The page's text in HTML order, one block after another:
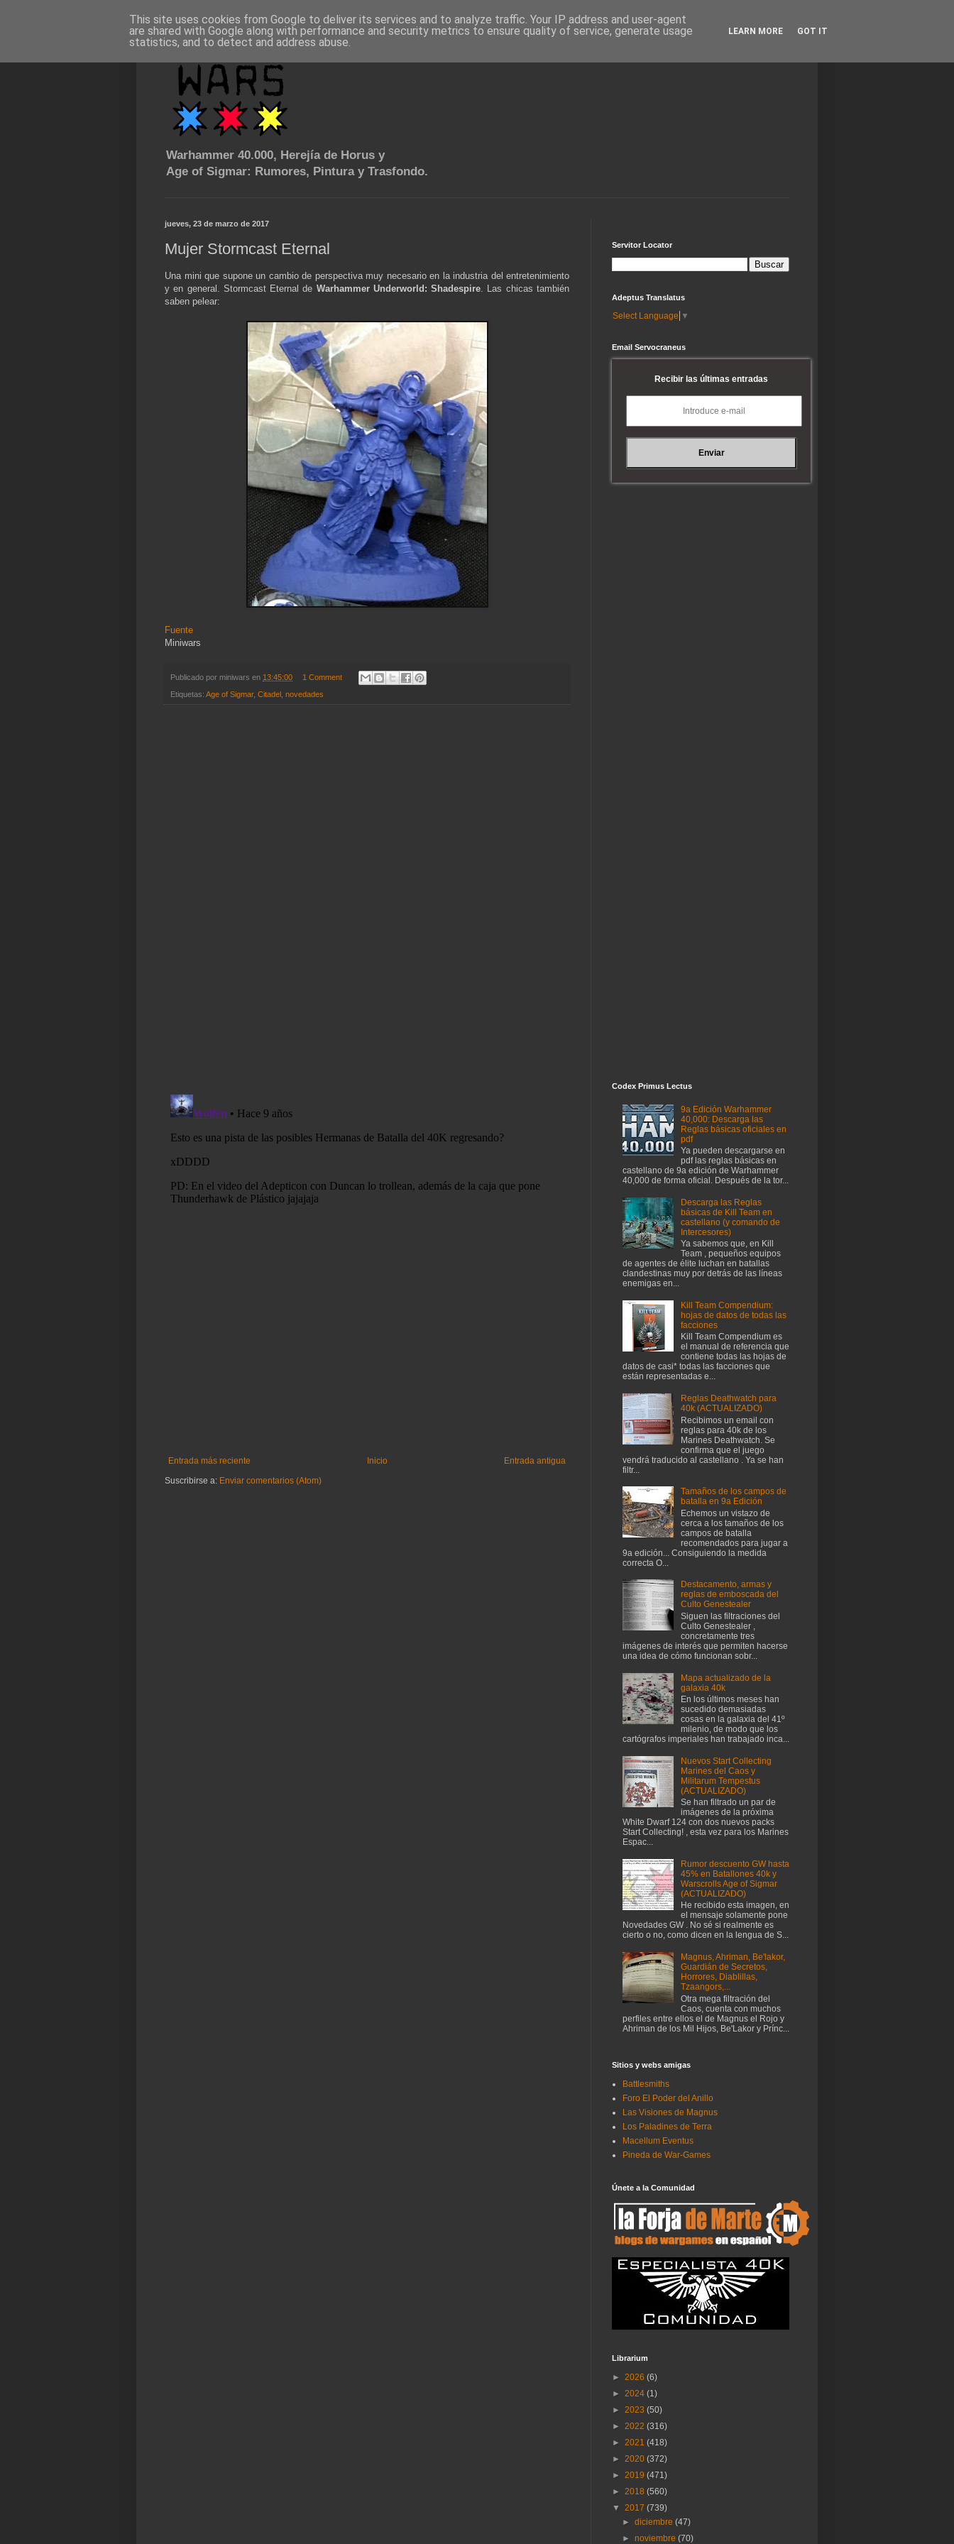
Warhammer 40.000, Herejía de Horus y
Age of Sigmar: Rumores, Pintura y Trasfondo.
jueves, 23 de marzo de 2017
Mujer Stormcast Eternal
Una mini que supone un cambio de perspectiva muy necesario en la industria del entretenimiento
y en general. Stormcast Eternal de Warhammer Underworld: Shadespire. Las chicas también
saben pelear:
Fuente
Miniwars
Publicado por miniwars en 13:45:00 1 Comment
Etiquetas: Age of Sigmar, Citadel , novedades
Entrada más reciente Entrada antigua
Inicio
Suscribirse a: Enviar comentarios (Atom)
Servitor Locator
Adeptus Translatus
Select Language ▼
Email Servocraneus
Recibir las últimas entradas
Codex Primus Lectus
9a Edición Warhammer
40,000: Descarga las
Reglas básicas oficiales en
pdf
Ya pueden descargarse en
pdf las reglas básicas en
castellano de 9a edición de Warhammer
40,000 de forma oficial. Después de la tor...
Descarga las Reglas
básicas de Kill Team en
castellano (y comando de
Intercesores)
Ya sabemos que, en Kill
Team , pequeños equipos
de agentes de élite luchan en batallas
clandestinas muy por detrás de las líneas
enemigas en...
Kill Team Compendium:
hojas de datos de todas las
facciones
Kill Team Compendium es
el manual de referencia que
contiene todas las hojas de
datos de casi* todas las facciones que
están representadas e...
Reglas Deathwatch para
40k (ACTUALIZADO)
Recibimos un email con
reglas para 40k de los
Marines Deathwatch. Se
confirma que el juego
vendrá traducido al castellano . Ya se han
filtr...
Tamaños de los campos de
batalla en 9a Edición
Echemos un vistazo de
cerca a los tamaños de los
campos de batalla
recomendados para jugar a
9a edición... Consiguiendo la medida
correcta O...
Destacamento, armas y
reglas de emboscada del
Culto Genestealer
Siguen las filtraciones del
Culto Genestealer ,
concretamente tres
imágenes de interés que permiten hacerse
una idea de cómo funcionan sobr...
Mapa actualizado de la
galaxia 40k
En los últimos meses han
sucedido demasiadas
cosas en la galaxia del 41º
milenio, de modo que los
cartógrafos imperiales han trabajado inca...
Nuevos Start Collecting
Marines del Caos y
Militarum Tempestus
(ACTUALIZADO)
Se han filtrado un par de
imágenes de la próxima
White Dwarf 124 con dos nuevos packs
Start Collecting! , esta vez para los Marines
Espac...
Rumor descuento GW hasta
45% en Batallones 40k y
Warscrolls Age of Sigmar
(ACTUALIZADO)
He recibido esta imagen, en
el mensaje solamente pone
Novedades GW . No sé si realmente es
cierto o no, como dicen en la lengua de S...
Magnus, Ahriman, Be'lakor,
Guardián de Secretos,
Horrores, Diablillas,
Tzaangors,...
Otra mega filtración del
Caos, cuenta con muchos
perfiles entre ellos el de Magnus el Rojo y
Ahriman de los Mil Hijos, Be'Lakor y Prínc...
Sitios y webs amigas
Battlesmiths
Foro El Poder del Anillo
Las Visiones de Magnus
Los Paladines de Terra
Macellum Eventus
Pineda de War-Games
Únete a la Comunidad
Librarium
► 2026 (6)
► 2024 (1)
► 2023 (50)
► 2022 (316)
► 2021 (418)
► 2020 (372)
► 2019 (471)
► 2018 (560)
▼ 2017 (739)
►diciembre(47)
►noviembre(70)
This site uses cookies from Google to deliver its services and to analyze traffic. Your IP address and user-agent
are shared with Google along with performance and security metrics to ensure quality of service, generate usage
statistics, and to detect and address abuse.
LEARN MORE GOT IT